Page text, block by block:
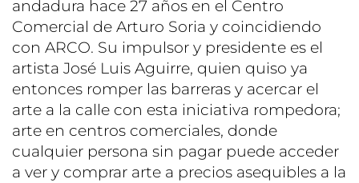
andadura hace 27 años en el Centro
Comercial de Arturo Soria y coincidiendo
con ARCO. Su impulsor y presidente es el
artista José Luis Aguirre, quien quiso ya
entonces romper las barreras y acercar el
arte a la calle con esta iniciativa rompedora;
arte en centros comerciales, donde
cualquier persona sin pagar puede acceder
a ver y comprar arte a precios asequibles a la